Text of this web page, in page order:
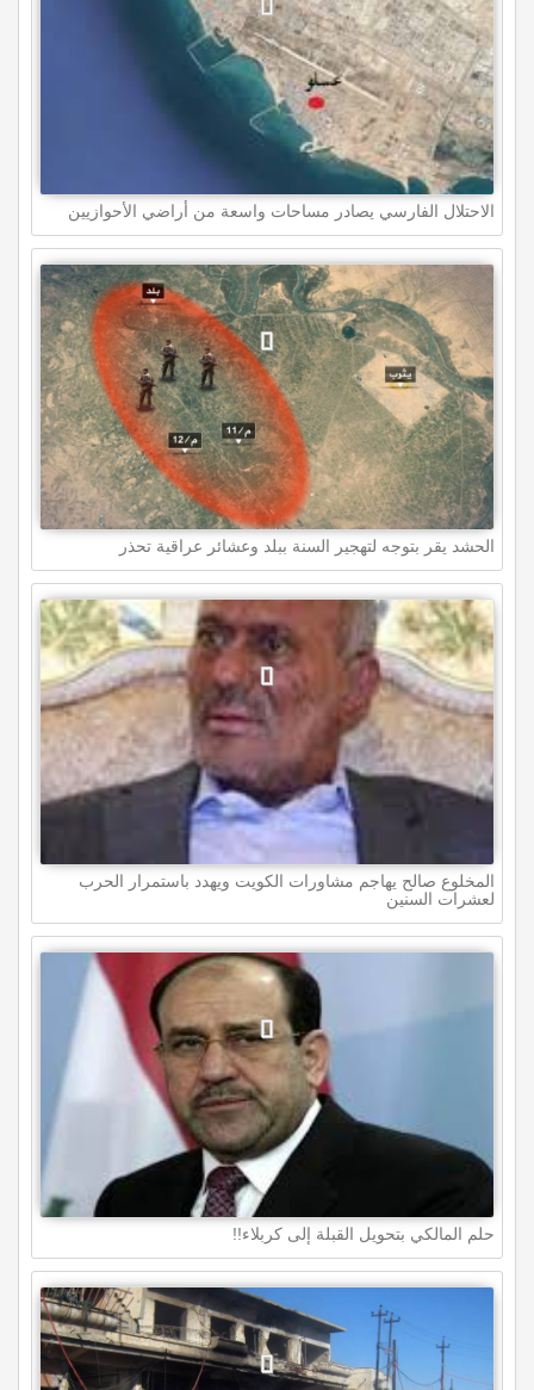
الاحتلال الفارسي يصادر مساحات واسعة من أراضي الأحوازيين
الحشد يقر بتوجه لتهجير السنة ببلد وعشائر عراقية تحذر
المخلوع صالح يهاجم مشاورات الكويت ويهدد باستمرار الحرب
لعشرات السنين
حلم المالكي بتحويل القبلة إلى كربلاء!!